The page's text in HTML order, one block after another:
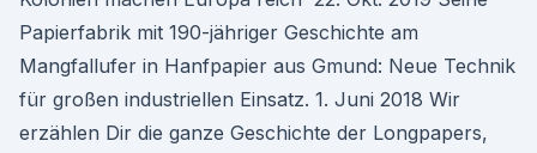
Papierfabrik mit 190-jähriger Geschichte am
Mangfallufer in Hanfpapier aus Gmund: Neue Technik
für großen industriellen Einsatz. 1. Juni 2018 Wir
erzählen Dir die ganze Geschichte der Longpapers,